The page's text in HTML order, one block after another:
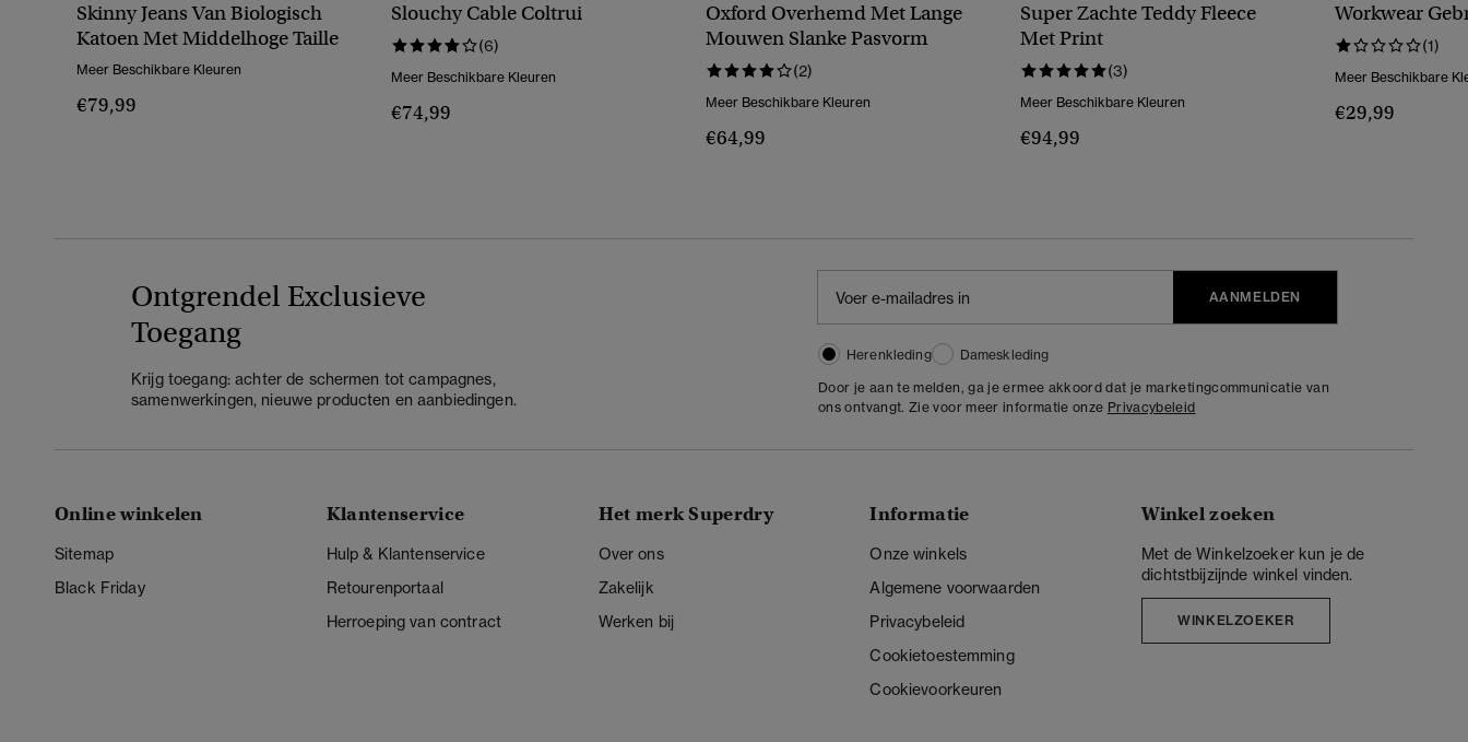
Skinny Jeans Van Biologisch
Katoen Met Middelhoge Taille
Meer Beschikbare Kleuren
€79,99
Slouchy Cable Coltrui
(6)
Meer Beschikbare Kleuren
€74,99
Oxford Overhemd Met Lange
Mouwen Slanke Pasvorm
(2)
Meer Beschikbare Kleuren
€64,99
Super Zachte Teddy Fleece
Met Print
(3)
Meer Beschikbare Kleuren
€94,99
Workwear
(1)
Meer Beschikbare
€29,99
Ontgrendel Exclusieve
Toegang
Krijg toegang: achter de schermen tot campagnes,
samenwerkingen, nieuwe producten en aanbiedingen.
AANMELDEN
Herenkleding
Dameskleding
Door je aan te melden, ga je ermee akkoord dat je marketingcommunicatie van
ons ontvangt. Zie voor meer informatie onze Privacybeleid
Online winkelen
Sitemap
Black Friday
Klantenservice
Hulp & Klantenservice
Retourenportaal
Herroeping van contract
Het merk Superdry
Over ons
Zakelijk
Werken bij
Informatie
Onze winkels
Algemene voorwaarden
Privacybeleid
Cookietoestemming
Cookievoorkeuren
Winkel zoeken
Met de Winkelzoeker kun je de
dichtstbijzijnde winkel vinden.
WINKELZOEKER